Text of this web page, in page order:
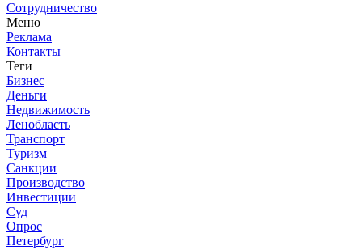
Сотрудничество
Меню
Реклама
Контакты
Теги
Бизнес
Деньги
Недвижимость
Ленобласть
Транспорт
Туризм
Санкции
Производство
Инвестиции
Суд
Опрос
Петербург